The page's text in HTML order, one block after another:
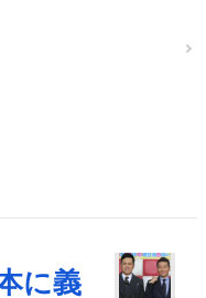
に義